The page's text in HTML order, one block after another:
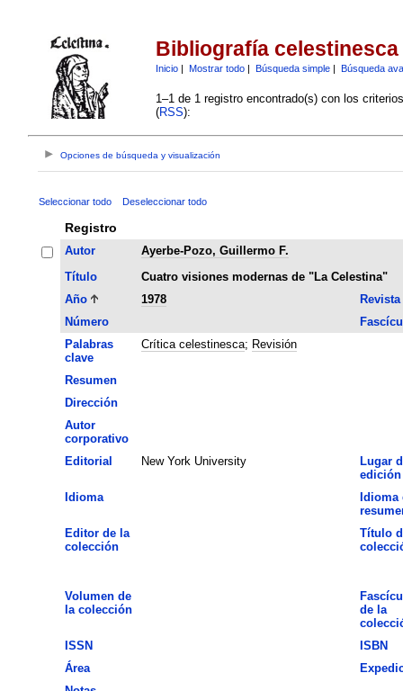
Bibliografía celestinesca
Inicio| Mostrar todo| Búsqueda simple| Búsqueda
1–1 de 1 registro encontrado(s) con los
(RSS):
Opciones de búsqueda y visualización
Seleccionar todo Deseleccionar todo
Registro
Autor
Ayerbe-Pozo, Guillermo F.
Título
Cuatro visiones modernas de "La Celestina"
Año
1978
Revista
Número
Palabras
clave
Crítica celestinesca; Revisión
Resumen
Dirección
Autor
corporativo
Editorial
New York University
Lugar
edición
Idioma
Idioma
Editor de la
colección
Título
Volumen de
la colección
de la
ISSN
ISBN
Área